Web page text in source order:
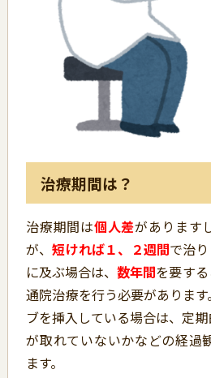
治療期間は？
治療期間は個人差があります
が、短ければ１、２週間で治
に及ぶ場合は、数年間を要す
通院治療を行う必要がありま
ブを挿入している場合は、定
が取れていないかなどの経過
ます。